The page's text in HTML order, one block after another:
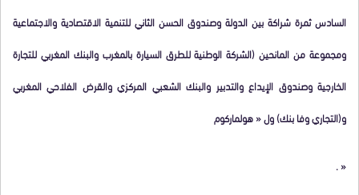
السادس ثمرة شراكة بين الدولة وصندوق الحسن الثاني للتنمية الاقتصادية والاجتماعية
ومجموعة من المانحين (الشركة الوطنية للطرق السيارة بالمغرب والبنك المغربي للتجارة
الخارجية وصندوق الإيداع والتدبير والبنك الشعبي المركزي والقرض الفلاحي المغربي
و(التجاري وفا بنك) ول « هولماركوم
« .